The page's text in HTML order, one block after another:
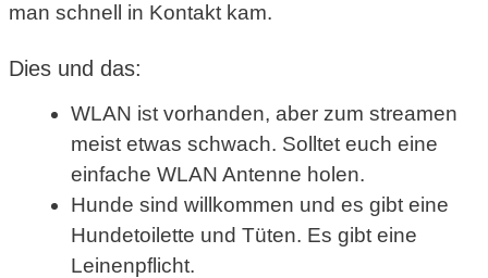
man schnell in Kontakt kam.
Dies und das:
WLAN ist vorhanden, aber zum streamen
meist etwas schwach. Solltet euch eine
einfache WLAN Antenne holen.
Hunde sind willkommen und es gibt eine
Hundetoilette und Tüten. Es gibt eine
Leinenpflicht.